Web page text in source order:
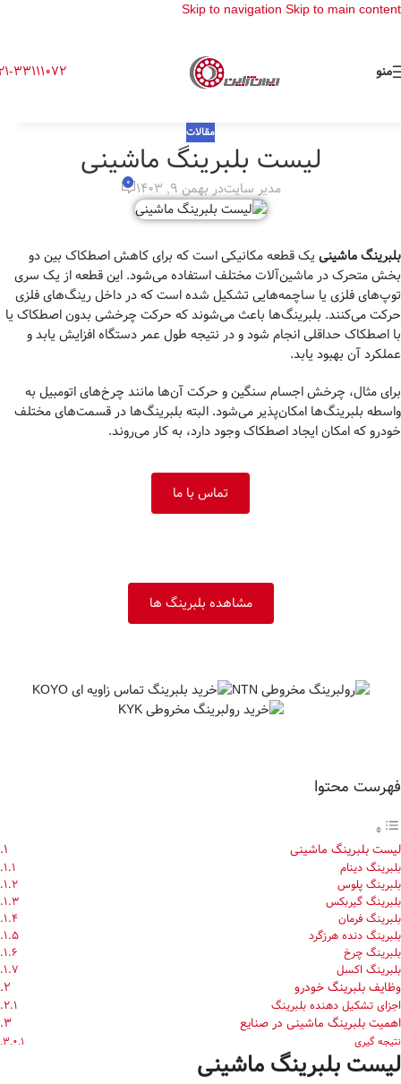
Skip to navigation Skip to main content
منو 33111072
مقالات
لیست بلبرینگ ماشینی
مدیر سایتدر بهمن 9, 1403 0
بلبرینگ ماشینی یک قطعه مکانیکی است که برای کاهش اصطکاک بین دو
بخش متحرک در ماشین‌آلات مختلف استفاده می‌شود. این قطعه از یک سری
توپ‌های فلزی یا ساچمه‌هایی تشکیل شده است که در داخل رینگ‌های فلزی
حرکت می‌کنند. بلبرینگ‌ها باعث می‌شوند که حرکت چرخشی بدون اصطکاک یا
با اصطکاک حداقلی انجام شود و در نتیجه طول عمر دستگاه افزایش یابد و
عملکرد آن بهبود یابد.
برای مثال، چرخش اجسام سنگین و حرکت آن‌ها مانند چرخ‌های اتومبیل به
واسطه بلبرینگ‌ها امکان‌پذیر می‌شود. البته بلبرینگ‌ها در قسمت‌های مختلف
خودرو که امکان ایجاد اصطکاک وجود دارد، به کار می‌روند.
تماس با ما
مشاهده بلبرینگ ها
فهرست محتوا
لیست بلبرینگ ماشینی
بلبرینگ دینام
بلبرینگ پلوس
بلبرینگ گیربکس
بلبرینگ فرمان
بلبرینگ دنده هرزگرد
بلبرینگ چرخ
بلبرینگ اکسل
وظایف بلبرینگ خودرو
اجزای تشکیل دهنده بلبرینگ
اهمیت بلبرینگ ماشینی در صنایع
نتیجه گیری
لیست بلبرینگ ماشینی